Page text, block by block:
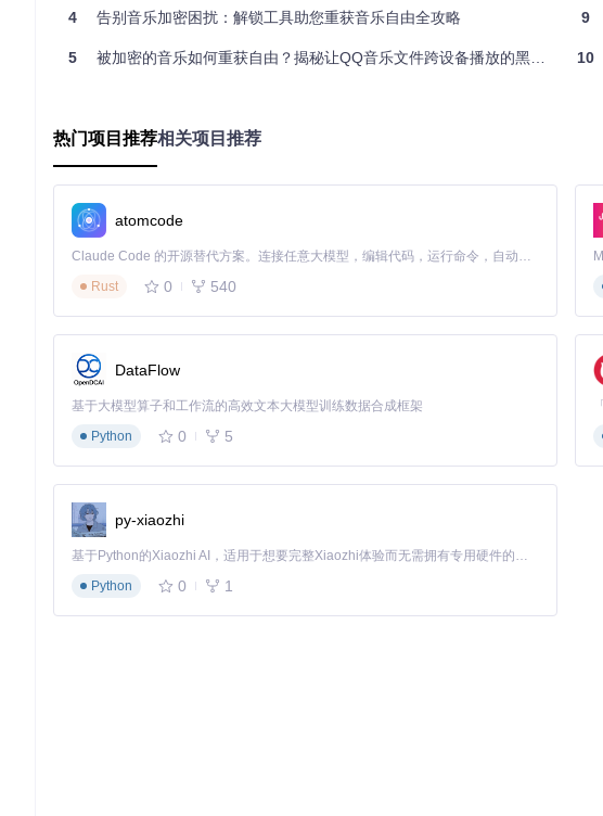
建议 ：保留原始加密文件作为备份，同时归档解密后的通用格式文件，双重保障音
解密原理通俗讲：像解开密码锁一样处理音频
qmcdump的工作流程类似专业的密码破解过程，主要分为三个阶段：
文件身份识别
文件类型检测模块通过分析扩展名和文件头信息，准确判断加密格式类型，就
根据文件类型选择对应解密密钥，这一步类似用正确的钥匙打开不同的锁。密
流式解密处理
采用异或运算算法对文件进行分块处理，这种轻量级算法选择的原因在于：
实现简单且安全性足够满足个人使用需求
整个过程就像拆除文件的数字枷锁，让原本被限制的音频数据重获自由。
进阶使用技巧：让解密更高效
选择性转换策略
4 告别音乐加密困扰：解锁工具助您重获音乐自由全攻略
5 被加密的音乐如何重获自由？揭秘让QQ音乐文件跨设备播放的黑科技
9
10
热门项目推荐相关项目推荐
atomcode
Claude Code 的开源替代方案。连接任意大模型，编辑代码，运行命令，自动验证 — 全自动执行。用 Rust 构建，极致性能。 ｜ An open-source alternative to Claude Code. Connect any LLM, edit code, run commands, and verify changes — autonomously. Built in Rust for speed. Get Started
Rust
0 540
DataFlow
基于大模型算子和工作流的高效文本大模型训练数据合成框架
Python
0 5
py-xiaozhi
基于Python的Xiaozhi AI，适用于想要完整Xiaozhi体验而无需拥有专用硬件的用户。
Python
0 1